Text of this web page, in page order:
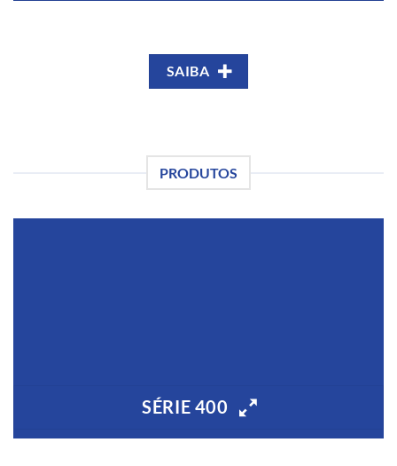
SAIBA
PRODUTOS
SÉRIE 400